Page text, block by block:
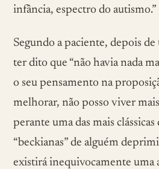
infância, espectro do autismo.”
Segundo a paciente, depois
ter dito que “não havia nada
o seu pensamento na
melhorar, não posso viver
perante uma das mais
“beckianas” de alguém
existirá inequivocamente uma